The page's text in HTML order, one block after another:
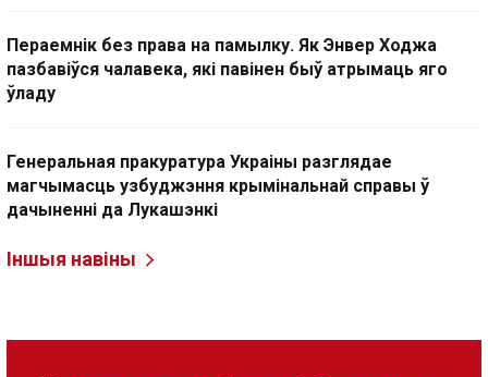
Пераемнік без права на памылку. Як Энвер Ходжа
пазбавіўся чалавека, які павінен быў атрымаць яго
ўладу
Генеральная пракуратура Украіны разглядае
магчымасць узбуджэння крымінальнай справы ў
дачыненні да Лукашэнкі
Іншыя навіны